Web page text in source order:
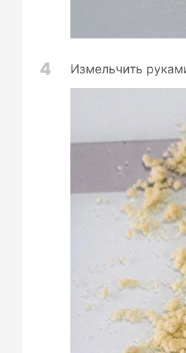
4 Измельчить